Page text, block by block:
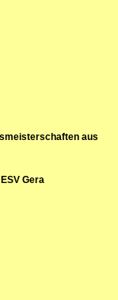
aus
Gera